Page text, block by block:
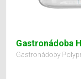
Gastronádoba
Gastronádoby